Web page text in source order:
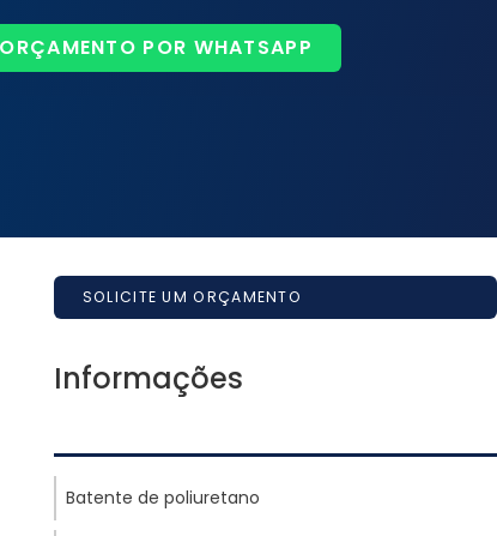
ORÇAMENTO POR WHATSAPP
SOLICITE UM ORÇAMENTO
Informações
Batente de poliuretano